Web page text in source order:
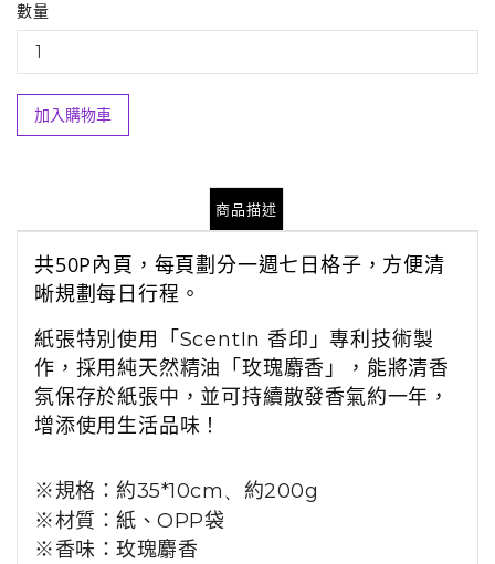
數量
加入購物車
商品描述
共50P內頁，每頁劃分一週七日格子，方便清
晰規劃每日行程。
紙張特別使用「 ScentIn 香印」專利技術製
作，採用純天然精油「玫瑰麝香」，能將清香
氛保存於紙張中，並可持續散發香氣約一年，
增添使用生活品味！
※規格：約35*10cm、 約200g
※材質： 紙、 OPP袋
※香味： 玫瑰麝香